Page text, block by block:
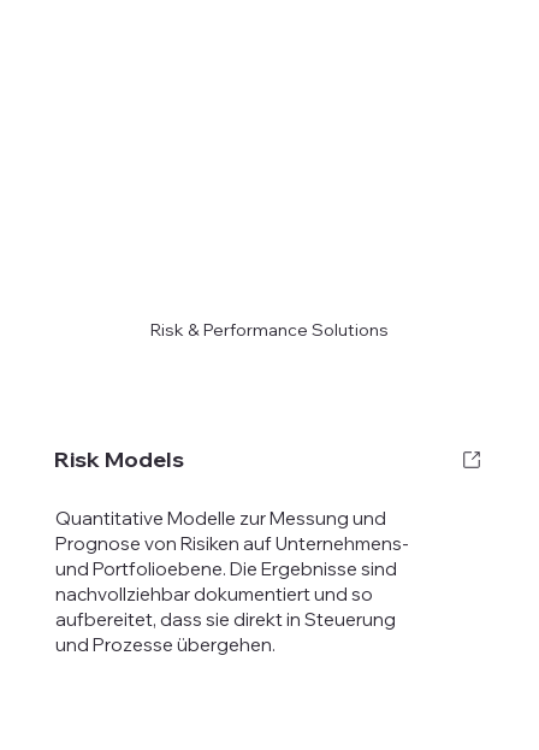
Risk & Performance Solutions
Risk Models
Quantitative Modelle zur Messung und
Prognose von Risiken auf Unternehmens-
und Portfolioebene. Die Ergebnisse sind
nachvollziehbar dokumentiert und so
aufbereitet, dass sie direkt in Steuerung
und Prozesse übergehen.